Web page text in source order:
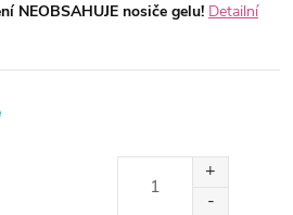
NEOBSAHUJE nosiče gelu! Detailní